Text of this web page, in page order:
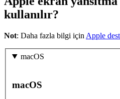
kullanılır?
Not: Daha fazla bilgi için Apple
macOS
macOS